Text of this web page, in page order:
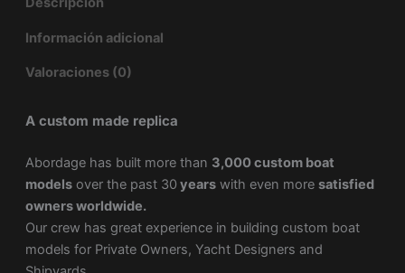
Información adicional
Valoraciones (0)
A custom made replica
Abordage has built more than 3,000 custom boat
modelsover the past 30 yearswith even more satisfied
owners worldwide.
Our crew has great experience in building custom boat
models for Private Owners, Yacht Designers and